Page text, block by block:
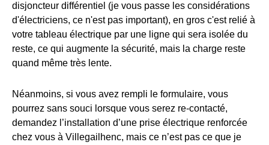
disjoncteur différentiel (je vous passe les considérations
d'électriciens, ce n'est pas important), en gros c'est relié à
votre tableau électrique par une ligne qui sera isolée du
reste, ce qui augmente la sécurité, mais la charge reste
quand même très lente.
Néanmoins, si vous avez rempli le formulaire, vous
pourrez sans souci lorsque vous serez re-contacté,
demandez l’installation d’une prise électrique renforcée
chez vous à Villegailhenc, mais ce n’est pas ce que je